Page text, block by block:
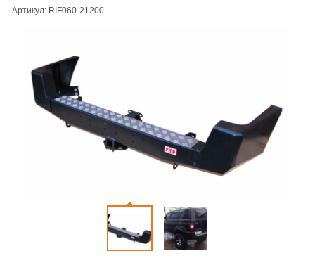
Артикул: RIF060-21200